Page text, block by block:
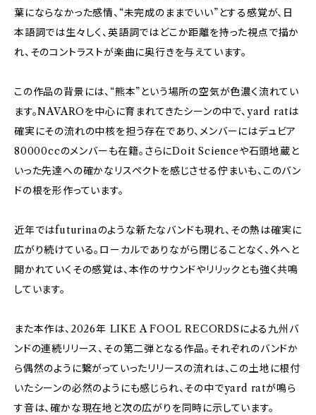
葉にならなかった感情、“未完成のままでいい”とする感覚が、日
本語詞では生々しく、英語詞ではどこか距離を持った視点で描か
れ、そのコントラストが楽曲に奥行きを与えています。
この作品の背景には、“熊本”という場所の空気が色濃く流れてい
ます。NAVAROを中心に育まれてきたシーンの中で、yard ratは
確実にその流れの中核を担う存在であり、メンバーにはデュビア
80000ccのメンバーも在籍。さらにDoit Scienceや石頭地蔵と
いった先達への確かなリスペクトを感じさせる佇まいも、このバン
ドの根を形作っています。
近年ではfuturinaのような新たなバンドも現れ、その熱は確実に
広がり続けている。ローカルでありながら閉じることなく、外へと
開かれていくその感覚は、本作のサウンドやリリックとも強く共鳴
しています。
また本作は、2026年 LIKE A FOOL RECORDSによる九州バ
ンドの連続リリース、その第二弾となる作品。それぞれのバンドか
ら偶然のように繋がっていったリリースの流れは、この土地に根付
いたシーンの必然のようにも感じられ、その中でyard ratが鳴ら
す音は、確かな現在地と次の広がりを同時に示しています。